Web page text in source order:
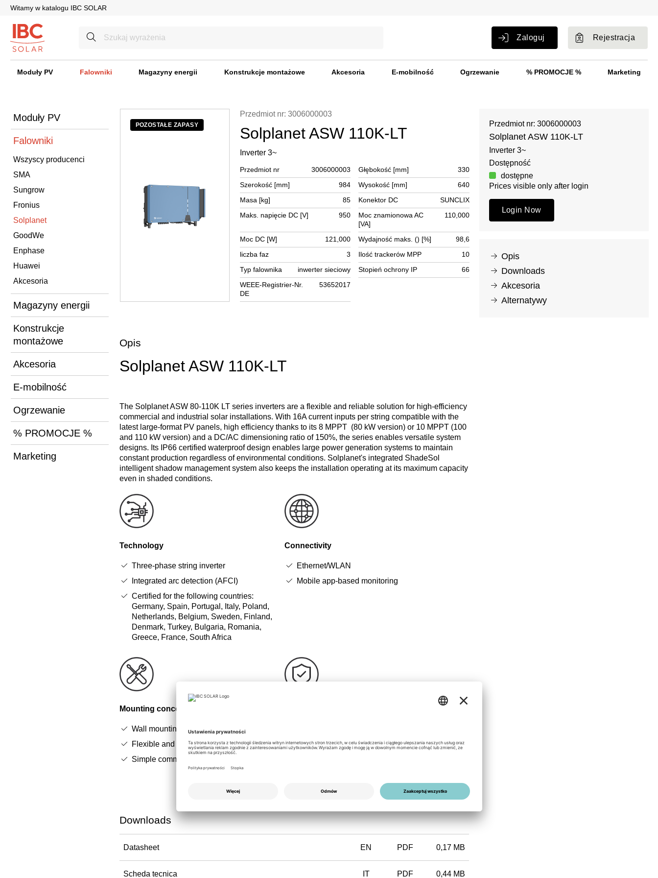
Witamy w katalogu IBC SOLAR
Zaloguj Rejestracja
Moduły PV Falowniki Magazyny energii Konstrukcje montażowe Akcesoria E-mobilność Ogrzewanie % PROMOCJE % Marketing
Moduły PV
Falowniki
Wszyscy producenci
SMA
Sungrow
Fronius
Solplanet
GoodWe
Enphase
Huawei
Akcesoria
Magazyny energii
Konstrukcje
montażowe
Akcesoria
E-mobilność
Ogrzewanie
% PROMOCJE %
Marketing
POZOSTAŁE ZAPASY
Przedmiot nr: 3006000003
Solplanet ASW 110K-LT
Inverter 3~
Przedmiot nr 3006000003 Głębokość [mm]
330
Szerokość [mm]
984 Wysokość [mm]
640
Masa [kg]
85 Konektor DC
SUNCLIX
Maks. napięcie DC [V]
950
Moc znamionowa AC
[VA]
110,000
Moc DC [W] 121,000 Wydajność maks. () [%]
98,6
liczba faz
3 Ilość trackerów MPP
10
Typ falownika
inwerter sieciowy Stopień ochrony IP
66
WEEE-Registrier-Nr.
DE
53652017
Opis
Solplanet ASW 110K-LT
The Solplanet ASW 80-110K LT series inverters are a flexible and reliable solution for high-efficiency
commercial and industrial solar installations. With 16A current inputs per string compatible with the
latest large-format PV panels, high efficiency thanks to its 8 MPPT (80 kW version) or 10 MPPT (100
and 110 kW version) and a DC/AC dimensioning ratio of 150%, the series enables versatile system
designs. Its IP66 certified waterproof design enables large power generation systems to maintain
constant production regardless of environmental conditions. Solplanet's integrated ShadeSol
intelligent shadow management system also keeps the installation operating at its maximum capacity
even in shaded conditions.
Technology
Three-phase string inverter
Integrated arc detection (AFCI)
Certified for the following countries:
Germany, Spain, Portugal, Italy, Poland,
Netherlands, Belgium, Sweden, Finland,
Denmark, Turkey, Bulgaria, Romania,
Greece, France, South Africa
Connectivity
Ethernet/WLAN
Mobile app-based monitoring
Mounting concept
Wall mounting with included concrete dowel
Flexible and quick installation
Simple commissioning via Solplanet app
commercial inverters
Downloads
Datasheet EN PDF 0,17 MB
Scheda tecnica IT PDF 0,44 MB
Przedmiot nr: 3006000003
Solplanet ASW 110K-LT
Inverter 3~
Dostępność
dostępne
Prices visible only after login
Login Now
Opis
Downloads
Akcesoria
Alternatywy